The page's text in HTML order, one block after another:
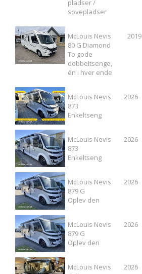
pladser /
sovepladser
McLouis Nevis
80 G Diamond
To gode
dobbeltsenge,
én i hver ende
2019
McLouis Nevis
873
Enkeltseng
2026
McLouis Nevis
873
Enkeltseng
2026
McLouis Nevis
879 G
Oplev den
2026
McLouis Nevis
879 G
Oplev den
2026
McLouis Nevis
2026